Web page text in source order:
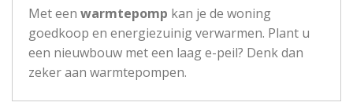
Met een warmtepomp kan je de woning
goedkoop en energiezuinig verwarmen. Plant u
een nieuwbouw met een laag e-peil? Denk dan
zeker aan warmtepompen.